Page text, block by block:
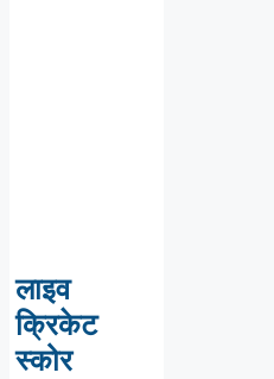
लाइव
क्रिकेट
स्कोर